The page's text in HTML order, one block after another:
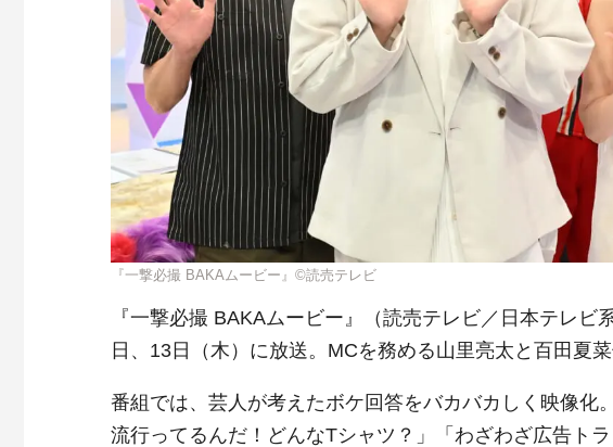
『一撃必撮 BAKAムービー』©読売テレビ
『一撃必撮 BAKAムービー』（読売テレビ／日本テレ
日、13日（木）に放送。MCを務める山里亮太と百田夏
番組では、芸人が考えたボケ回答をバカバカしく映像化
流行ってるんだ！どんなTシャツ？」「わざわざ広告ト